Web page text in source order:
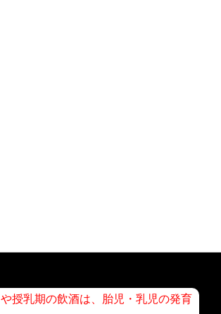
授乳期の飲酒は、胎児・乳児の発育